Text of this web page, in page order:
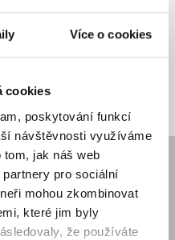
Více o cookies
cookies
poskytování funkcí
návštěvnosti využíváme
tom, jak náš web
pro sociální
mohou zkombinovat
které jim byly
že používáte
na jaké zboží je výhodná
k odběru našich e-
osobních údajů
Přihlásit se
Knižní novinky
Dárkové poukazy
Affiliate program